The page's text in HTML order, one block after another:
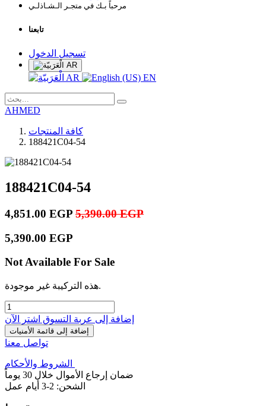
مرحباً بـك في متجـر الـشـاذلـي
تابعنا
تسجيل الدخول
AR
AR EN
AHMED
كافة المنتجات
188421C04-54
188421C04-54
4,851.00 EGP 5,390.00EGP
5,390.00 EGP
Not Available For Sale
هذه التركيبة غير موجودة.
إضافة إلى عربة التسوق اشترِ الآن
إضافة إلى قائمة الأمنيات
تواصل معنا
الشروط والأحكام
ضمان إرجاع الأموال خلال 30 يوماً
الشحن: 2-3 أيام عمل